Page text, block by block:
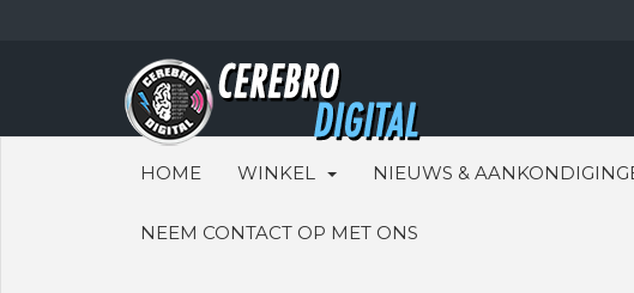
HOME WINKEL NIEUWS &
NEEM CONTACT OP MET ONS